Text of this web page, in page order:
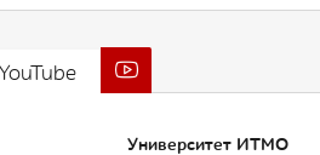
Университет ИТМО